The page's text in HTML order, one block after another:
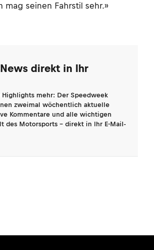
mag seinen Fahrstil sehr.»
direkt in Ihr
Highlights mehr: Der Speedweek
zweimal wöchentlich aktuelle
Kommentare und alle wichtigen
des Motorsports - direkt in Ihr E-Mail-